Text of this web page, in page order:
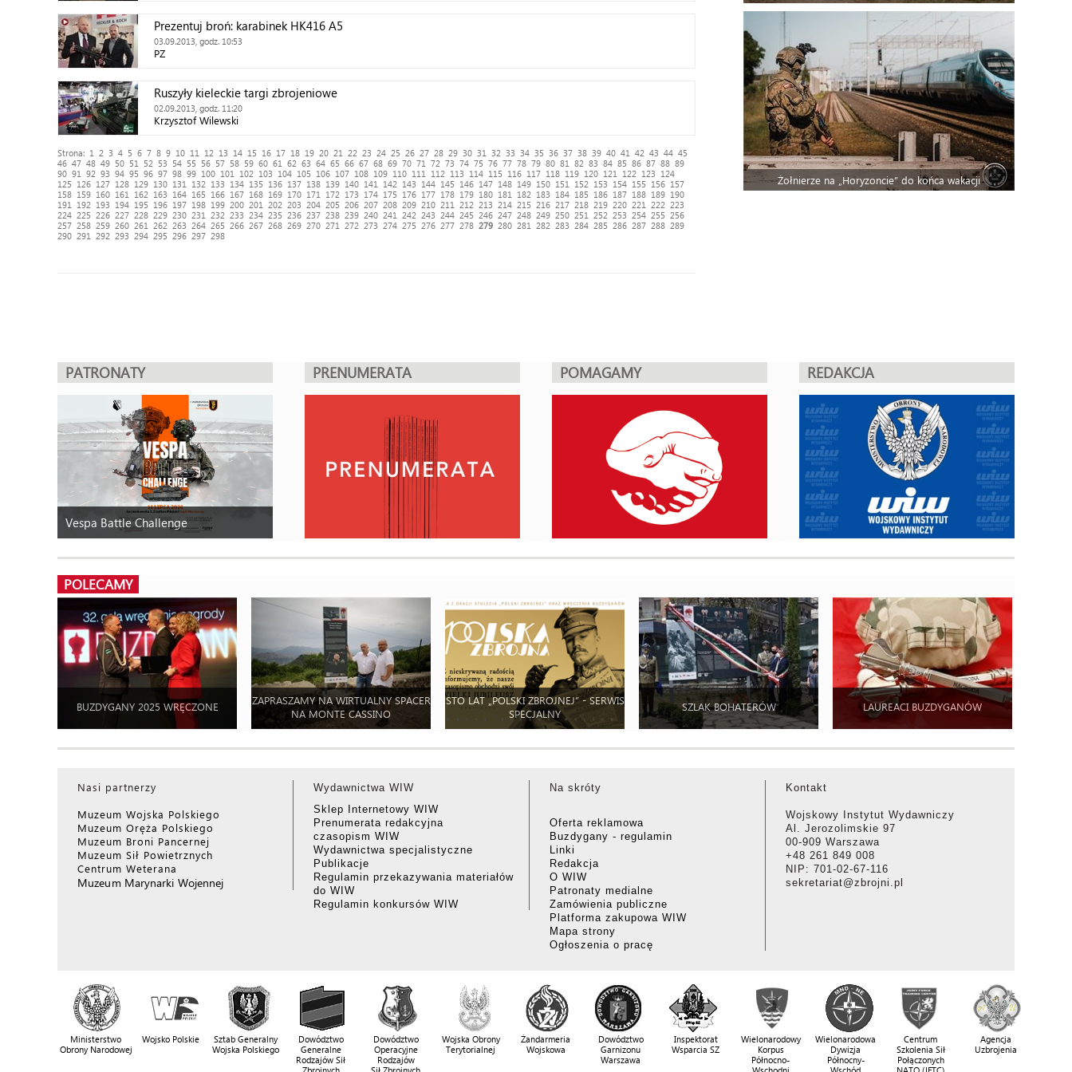
Prezentuj broń: karabinek HK416 A5
03.09.2013, godz. 10:53
PZ
Ruszyły kieleckie targi zbrojeniowe
02.09.2013, godz. 11:20
Krzysztof Wilewski
Strona: 1 2 3 4 5 6 7 8 9 10 11 12 13 14 15 16 17 18 19 20 21 22 23 24 25 26 27 28 29 30 31 32 33 34 35 36 37 38 39 40 41 42 43 44 45
46 47 48 49 50 51 52 53 54 55 56 57 58 59 60 61 62 63 64 65 66 67 68 69 70 71 72 73 74 75 76 77 78 79 80 81 82 83 84 85 86 87 88 89
90 91 92 93 94 95 96 97 98 99 100 101 102 103 104 105 106 107 108 109 110 111 112 113 114 115 116 117 118 119 120 121 122 123
124
125
126 127 128 129 130 131 132 133 134 135 136 137 138 139 140 141 142 143 144 145 146 147 148 149 150 151 152 153 154 155 156 157
158 159 160 161 162 163 164 165 166 167 168 169 170 171 172 173 174 175 176 177 178 179 180 181 182 183 184 185 186 187 188 189 190
191
192 193 194 195 196 197 198 199 200 201 202 203 204 205 206 207 208 209 210 211 212 213 214 215 216 217 218 219 220 221 222
223
224 225 226 227 228 229 230 231 232 233 234 235 236 237 238 239 240 241 242 243 244 245 246 247 248 249 250 251 252 253 254 255
256
257 258 259 260 261 262 263 264 265 266 267 268 269 270 271 272 273 274 275 276 277 278 279 280 281 282 283 284 285 286 287 288 289
290 291 292 293 294 295 296 297 298
Żołnierze na „Horyzoncie” do końca wakacji
PATRONATY
Vespa Battle Challenge
PRENUMERATA POMAGAMY REDAKCJA
POLECAMY
BUZDYGANY 2025 WRĘCZONE
ZAPRASZAMY NA WIRTUALNY SPACER
NA MONTE CASSINO
STO LAT „POLSKI ZBROJNEJ” - SERWIS
SPECJALNY
SZLAK BOHATERÓW LAUREACI BUZDYGANÓW
Nasi partnerzy
Muzeum Wojska Polskiego
Muzeum Oręża Polskiego
Muzeum Broni Pancernej
Muzeum Sił Powietrznych
Centrum Weterana
Muzeum Marynarki Wojennej
Wydawnictwa WIW
Sklep Internetowy WIW
Prenumerata redakcyjna
czasopism WIW
Wydawnictwa specjalistyczne
Publikacje
Regulamin przekazywania materiałów
do WIW
Regulamin konkursów WIW
Na skróty
Oferta reklamowa
Buzdygany - regulamin
Linki
Redakcja
O WIW
Patronaty medialne
Zamówienia publiczne
Platforma zakupowa WIW
Mapa strony
Ogłoszenia o pracę
Kontakt
Wojskowy Instytut Wydawniczy
Al. Jerozolimskie 97
00-909 Warszawa
+48 261 849 008
NIP: 701-02-67-116
sekretariat@zbrojni.pl
Ministerstwo
Obrony Narodowej
Wojsko Polskie
Sztab Generalny
Wojska Polskiego
Dowództwo
Generalne
Rodzajów Sił
Dowództwo
Operacyjne
Rodzajów
Wojska Obrony
Terytorialnej
Żandarmeria
Wojskowa
Dowództwo
Garnizonu
Warszawa
Inspektorat
Wsparcia SZ
Wielonarodowy
Korpus
Północno-
Wielonarodowa
Dywizja
Północny-
Centrum
Szkolenia Sił
Połączonych
Agencja
Uzbrojenia